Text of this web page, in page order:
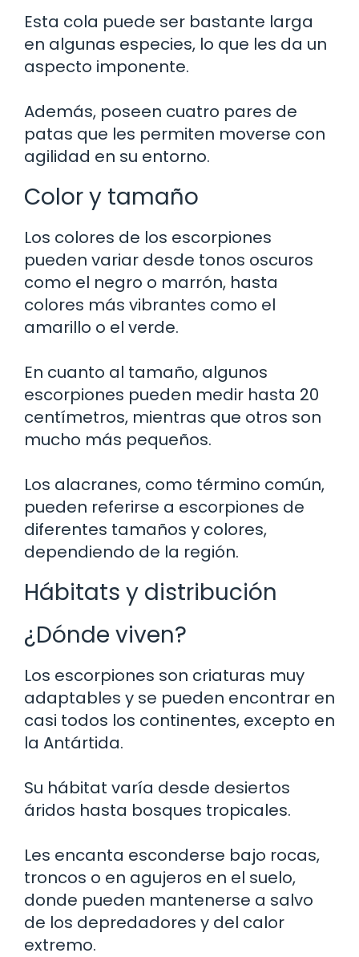
Esta cola puede ser bastante larga
en algunas especies, lo que les da un
aspecto imponente.
Además, poseen cuatro pares de
patas que les permiten moverse con
agilidad en su entorno.
Color y tamaño
Los colores de los escorpiones
pueden variar desde tonos oscuros
como el negro o marrón, hasta
colores más vibrantes como el
amarillo o el verde.
En cuanto al tamaño, algunos
escorpiones pueden medir hasta 20
centímetros, mientras que otros son
mucho más pequeños.
Los alacranes, como término común,
pueden referirse a escorpiones de
diferentes tamaños y colores,
dependiendo de la región.
Hábitats y distribución
¿Dónde viven?
Los escorpiones son criaturas muy
adaptables y se pueden encontrar en
casi todos los continentes, excepto en
la Antártida.
Su hábitat varía desde desiertos
áridos hasta bosques tropicales.
Les encanta esconderse bajo rocas,
troncos o en agujeros en el suelo,
donde pueden mantenerse a salvo
de los depredadores y del calor
extremo.